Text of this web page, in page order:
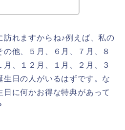
訪れますからね♪例えば、私の
他、５月、６月、７月、８
月、１２月、１月、２月、３
生日の人がいるはずです。な
に何かお得な特典があって